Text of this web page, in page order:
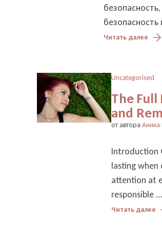
Читать далее
Uncategorised
The Full
and
от автора
Introduction
lasting when
attention at
responsible …
Читать далее